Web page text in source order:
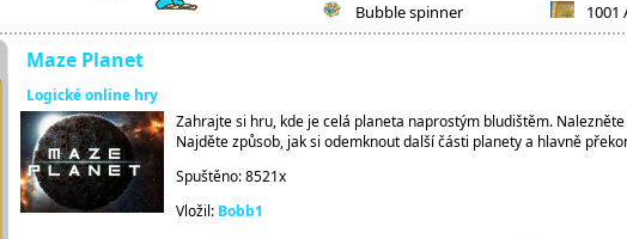
Bubble spinner
1001
Maze Planet
Logické online hry
Zahrajte si hru, kde je celá planeta naprostým bludištěm.
Najděte způsob, jak si odemknout další části planety a hlavně
Spuštěno: 8521x
Vložil: Bobb1